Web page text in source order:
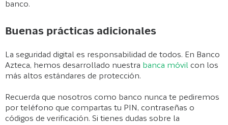
banco.
Buenas prácticas adicionales
La seguridad digital es responsabilidad de todos. En Banco
Azteca, hemos desarrollado nuestra banca móvil con los
más altos estándares de protección.
Recuerda que nosotros como banco nunca te pediremos
por teléfono que compartas tu PIN, contraseñas o
códigos de verificación. Si tienes dudas sobre la